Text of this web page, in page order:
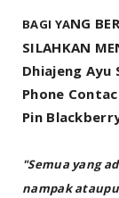
BAGI YANG
SILAHKAN
Dhiajeng Ayu
Phone
Pin
"Semua yang
nampak